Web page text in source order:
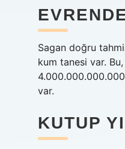
Sagan doğru
kum tanesi var.
var.
KUTUP